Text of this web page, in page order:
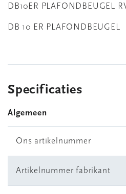
DB10ER PLAFONDBEUGEL
DB 10 ER PLAFONDBEUGEL
Specificaties
Algemeen
Ons artikelnummer
Artikelnummer fabrikant